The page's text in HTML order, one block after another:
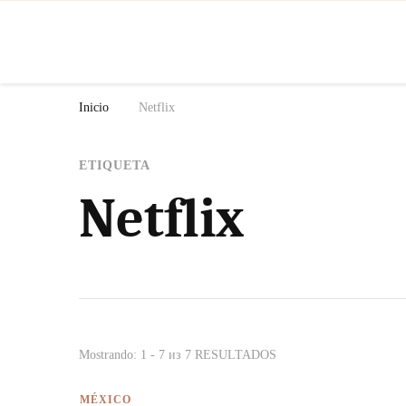
Inicio Netflix
ETIQUETA
Netflix
Mostrando: 1 - 7 из 7 RESULTADOS
MÉXICO